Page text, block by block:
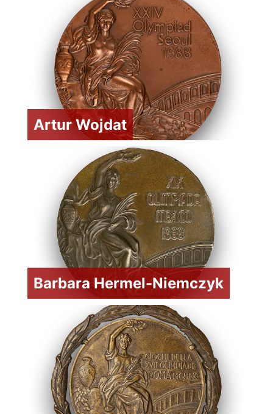
Artur Wojdat
Barbara Hermel-Niemczyk